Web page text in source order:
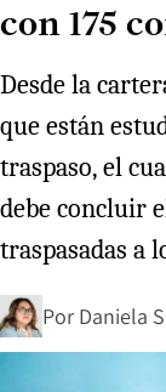
con 175
Desde la
que están
traspaso, el
debe concluir
traspasadas a
Por Daniela